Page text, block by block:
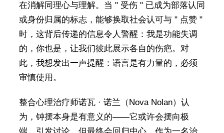
在消解同理心与理解。当 " 受伤 " 已成为部落认同
或身份归属的标志，能够换取社会认可与 " 点赞 "
时，这背后传递的信息令人警醒：我是功能失调
的，你也是，让我们彼此展示各自的伤疤。对
此，我想发出一声提醒：语言是有力量的，必须
审慎使用。
整合心理治疗师诺瓦 · 诺兰（Nova Nolan）认
为，钟摆本身是有意义的——它或许会摆向极